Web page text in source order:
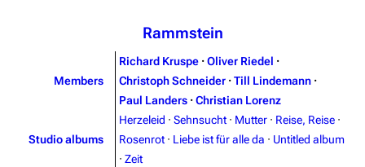
Rammstein
Members
Richard Kruspe · Oliver Riedel ·
Christoph Schneider · Till Lindemann ·
Paul Landers · Christian Lorenz
Studio albums
Herzeleid · Sehnsucht · Mutter · Reise, Reise ·
Rosenrot · Liebe ist für alle da · Untitled album
· Zeit